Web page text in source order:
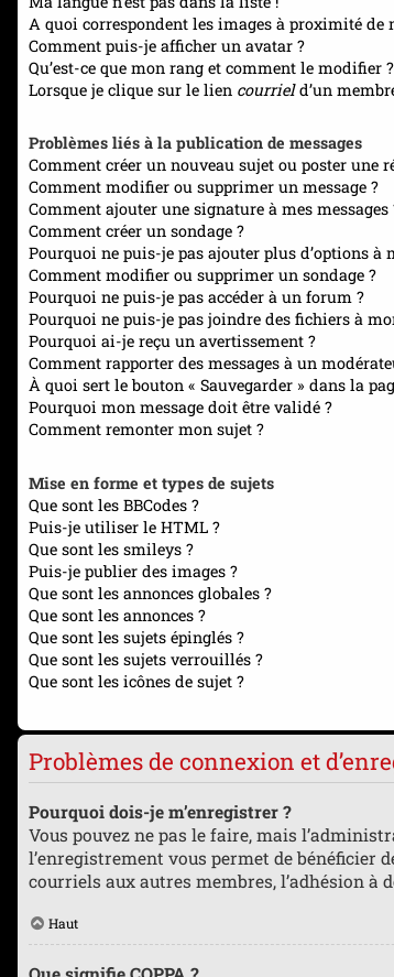
A quoi correspondent les images à proximité de
Comment puis-je afficher un avatar ?
Qu’est-ce que mon rang et comment le modifier ?
Lorsque je clique sur le lien courrield’un
Problèmes liés à la publication de messages
Comment créer un nouveau sujet ou poster une
Comment modifier ou supprimer un message ?
Comment ajouter une signature à mes messages
Comment créer un sondage ?
Pourquoi ne puis-je pas ajouter plus d’options à
Comment modifier ou supprimer un sondage ?
Pourquoi ne puis-je pas accéder à un forum ?
Pourquoi ne puis-je pas joindre des fichiers à
Pourquoi ai-je reçu un avertissement ?
Comment rapporter des messages à un
À quoi sert le bouton « Sauvegarder » dans la
Pourquoi mon message doit être validé ?
Comment remonter mon sujet ?
Mise en forme et types de sujets
Que sont les BBCodes ?
Puis-je utiliser le HTML ?
Que sont les smileys ?
Puis-je publier des images ?
Que sont les annonces globales ?
Que sont les annonces ?
Que sont les sujets épinglés ?
Que sont les sujets verrouillés ?
Que sont les icônes de sujet ?
Problèmes de connexion et
Pourquoi dois-je m’enregistrer ?
Vous pouvez ne pas le faire, mais
l’enregistrement vous permet de bénéficier
courriels aux autres membres, l’adhésion à
Haut